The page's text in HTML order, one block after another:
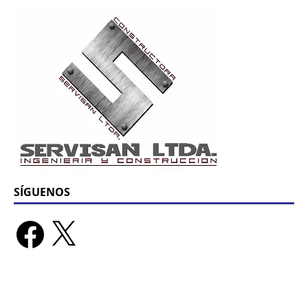
SÍGUENOS